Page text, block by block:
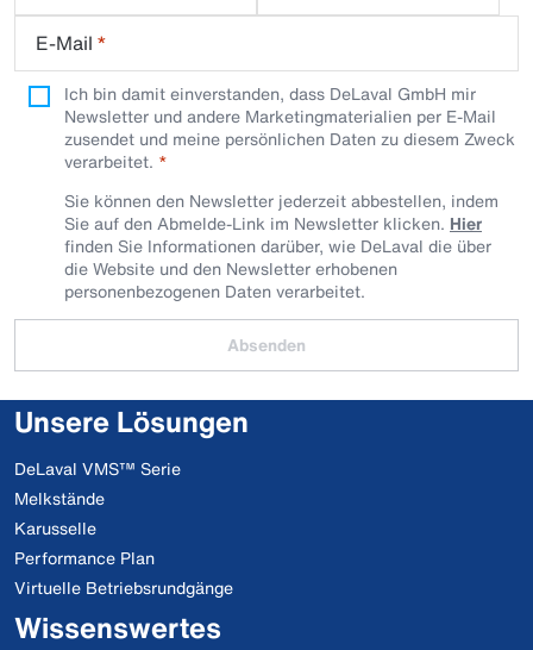
E-Mail *
Ich bin damit einverstanden, dass DeLaval GmbH mir
Newsletter und andere Marketingmaterialien per E-Mail
zusendet und meine persönlichen Daten zu diesem Zweck
verarbeitet.
Sie können den Newsletter jederzeit abbestellen, indem
Sie auf den Abmelde-Link im Newsletter klicken. Hier
finden Sie Informationen darüber, wie DeLaval die über
die Website und den Newsletter erhobenen
personenbezogenen Daten verarbeitet.
Absenden
Unsere Lösungen
DeLaval VMS™ Serie
Melkstände
Karusselle
Performance Plan
Virtuelle Betriebsrundgänge
Wissenswertes